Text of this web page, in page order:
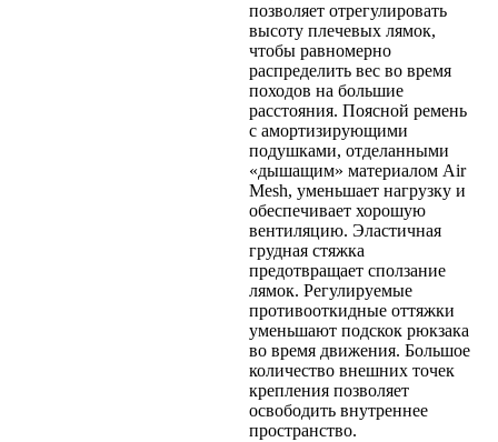
позволяет отрегулировать
высоту плечевых лямок,
чтобы равномерно
распределить вес во время
походов на большие
расстояния. Поясной ремень
с амортизирующими
подушками, отделанными
«дышащим» материалом Air
Mesh, уменьшает нагрузку и
обеспечивает хорошую
вентиляцию. Эластичная
грудная стяжка
предотвращает сползание
лямок. Регулируемые
противооткидные оттяжки
уменьшают подскок рюкзака
во время движения. Большое
количество внешних точек
крепления позволяет
освободить внутреннее
пространство.